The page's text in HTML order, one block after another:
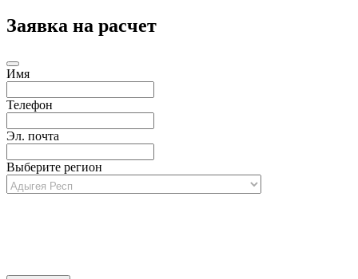
Заявка на расчет
Имя
Телефон
Эл. почта
Выберите регион